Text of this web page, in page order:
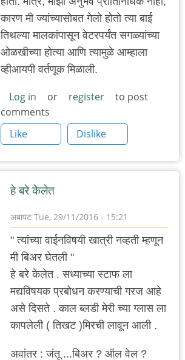
डेक्कन
रोंदेवू
नीट
टायपत
का
नाहीये
?)
by
अबापट
कारण मी ज्यांच्यासोबत गेलो होतो त्या बाई
तिथल्या मालकांपासून वेटरपर्यंत सगळ्यांच्या
ओळखीच्या होत्या आणि त्यामुळे आम्हाला
व्हीआयपी वर्तणूक मिळाली.
Log in or register
to post
comments
Like
Dislike
हे बरे केलेत
अबापट Tue, 29/11/2016 - 15:21
In
reply
to
अ-
प्रातिनिधिक
अनुभव
चिंतातुर
" त्यांच्या वाईनविषयी खात्री नव्हती म्हणून
मी बिअर घेतली "
हे बरे केलेत . सध्याच्या स्टाफ ला
मद्यविषयक प्रबोधन करण्याची गरज आहे
असे दिसते . काल ब्लडी मेरी च्या ग्लास ला
कापलेली ( तिखट )मिरची लावून आली .
अवांतर : जंतू ...बिअर ? ऑल वेल ?